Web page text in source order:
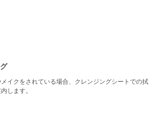
メイクをされている場合、クレンジングシートでの拭
します。